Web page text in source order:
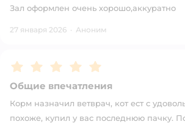
Зал оформлен очень хорошо,аккуратно
27 января 2026 · Аноним
Рейтинг:5
Общие впечатления
Корм назначил ветврач, кот ест с
похоже, купил у вас последнюю пачку.